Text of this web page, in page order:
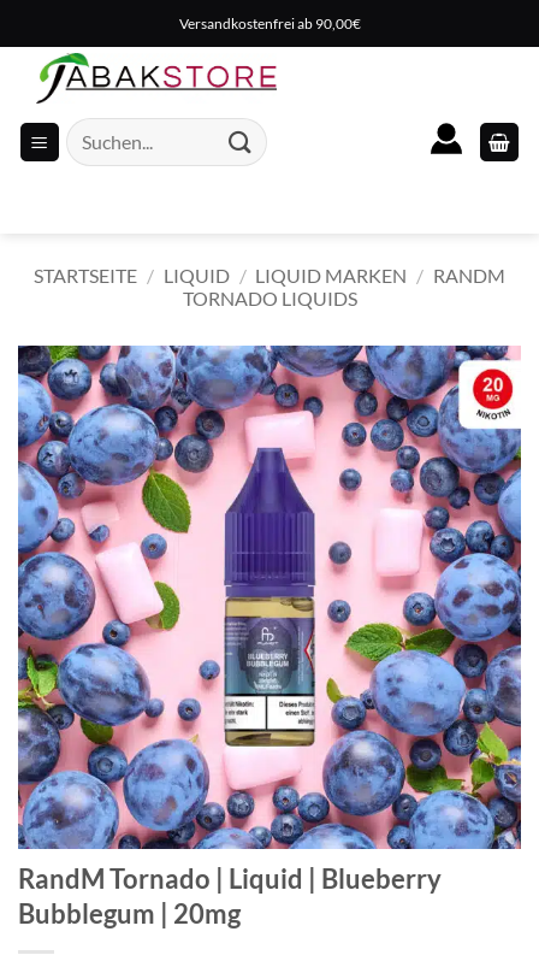
Inhalt
springen
Versandkostenfrei ab 90,00€
Suche
nach:
STARTSEITE / LIQUID / LIQUID MARKEN / RANDM
TORNADO LIQUIDS
RandM Tornado | Liquid | Blueberry
Bubblegum | 20mg